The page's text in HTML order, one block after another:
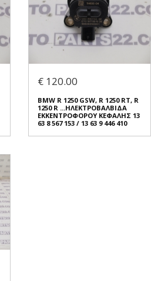
€ 120.00
BMW R 1250 GSW, R 1250 RT, R
1250 R ...ΗΛΕΚΤΡΟΒΑΛΒΙΔΑ
ΕΚΚΕΝΤΡΟΦΟΡΟΥ ΚΕΦΑΛΗΣ 13
63 8 567 153 / 13 63 9 446 410